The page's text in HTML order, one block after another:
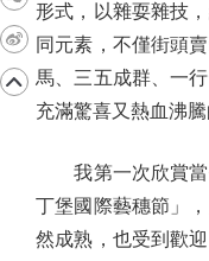
形式，以雜耍雜技
同元素，不僅街頭
馬、三五成群、一
充滿驚喜又熱血沸騰
我第一次欣賞當
丁堡國際藝穗節」
然成熟，也受到歡